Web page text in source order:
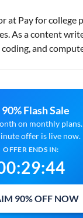
at Pay for college
As a content
and
90% Flash Sale
on monthly
offer is live now.
OFFER ENDS IN:
:29:43
90% OFF NOW